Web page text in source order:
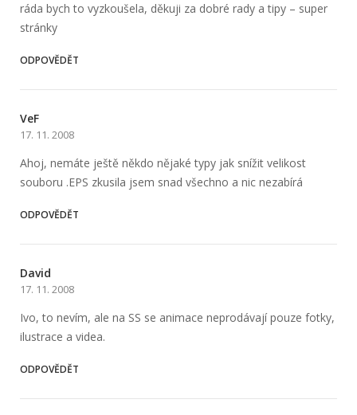
ráda bych to vyzkoušela, děkuji za dobré rady a tipy – super
stránky
ODPOVĚDĚT
VeF
17. 11. 2008
Ahoj, nemáte ještě někdo nějaké typy jak snížit velikost
souboru .EPS zkusila jsem snad všechno a nic nezabírá
ODPOVĚDĚT
David
17. 11. 2008
Ivo, to nevím, ale na SS se animace neprodávají pouze fotky,
ilustrace a videa.
ODPOVĚDĚT